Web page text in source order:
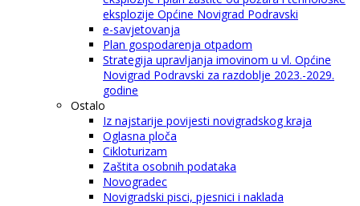
eksplozije Općine Novigrad Podravski
e-savjetovanja
Plan gospodarenja otpadom
Strategija upravljanja imovinom u vl. Općine
Novigrad Podravski za razdoblje 2023.-2029.
godine
Ostalo
Iz najstarije povijesti novigradskog kraja
Oglasna ploča
Cikloturizam
Zaštita osobnih podataka
Novogradec
Novigradski pisci, pjesnici i naklada